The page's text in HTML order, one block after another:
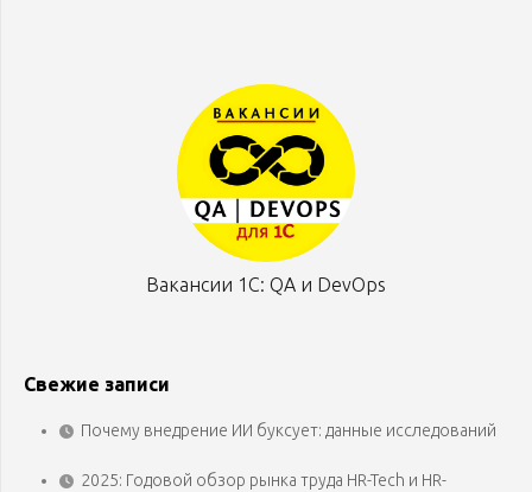
Вакансии 1С: QA и DevOps
Свежие записи
Почему внедрение ИИ буксует: данные исследований
2025: Годовой обзор рынка труда HR-Tech и HR-